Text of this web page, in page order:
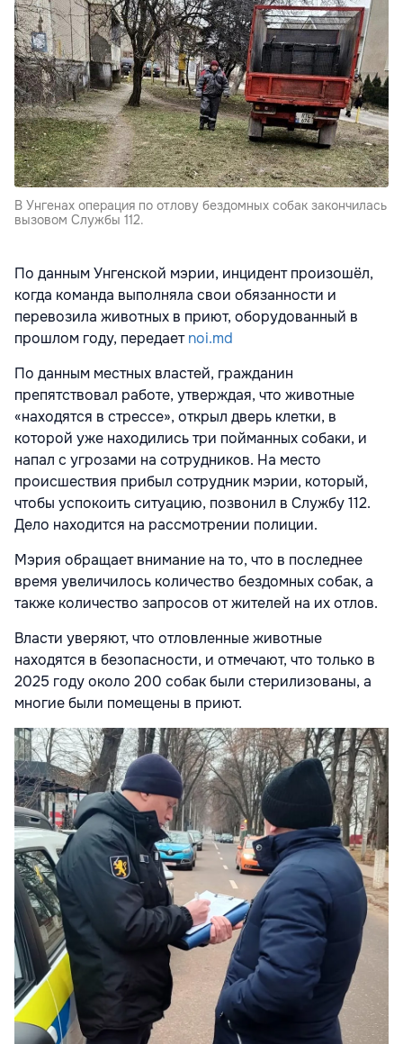
В Унгенах операция по отлову бездомных собак закончилась
вызовом Службы 112.
По данным Унгенской мэрии, инцидент произошёл,
когда команда выполняла свои обязанности и
перевозила животных в приют, оборудованный в
прошлом году, передаетnoi.md
По данным местных властей, гражданин
препятствовал работе, утверждая, что животные
«находятся в стрессе», открыл дверь клетки, в
которой уже находились три пойманных собаки, и
напал с угрозами на сотрудников. На место
происшествия прибыл сотрудник мэрии, который,
чтобы успокоить ситуацию, позвонил в Службу 112.
Дело находится на рассмотрении полиции.
Мэрия обращает внимание на то, что в последнее
время увеличилось количество бездомных собак, а
также количество запросов от жителей на их отлов.
Власти уверяют, что отловленные животные
находятся в безопасности, и отмечают, что только в
2025 году около 200 собак были стерилизованы, а
многие были помещены в приют.